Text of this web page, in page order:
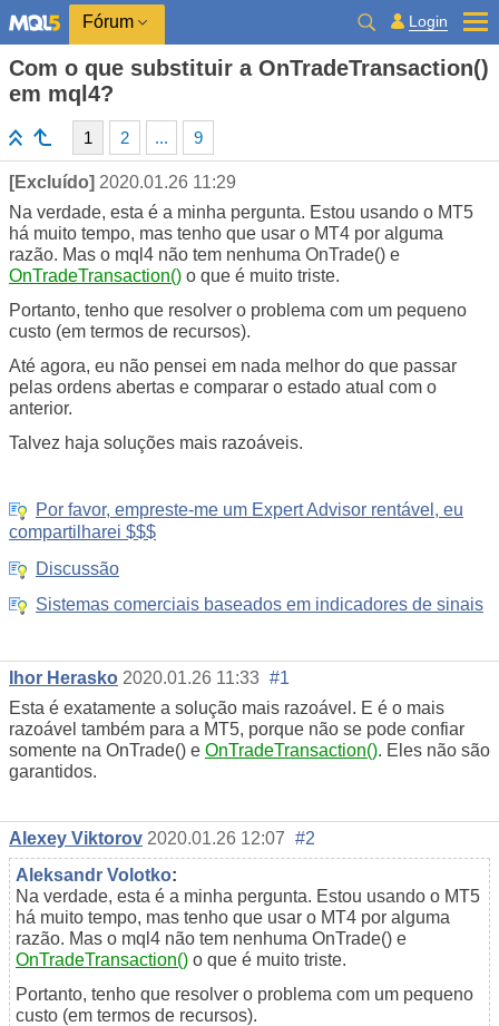
Fórum Login
Com o que substituir a OnTradeTransaction()
em mql4?
1 2 ... 9
[Excluído] 2020.01.26 11:29
Na verdade, esta é a minha pergunta. Estou usando o MT5
há muito tempo, mas tenho que usar o MT4 por alguma
razão. Mas o mql4 não tem nenhuma OnTrade() e
OnTradeTransaction() o que é muito triste.
Portanto, tenho que resolver o problema com um pequeno
custo (em termos de recursos).
Até agora, eu não pensei em nada melhor do que passar
pelas ordens abertas e comparar o estado atual com o
anterior.
Talvez haja soluções mais razoáveis.
Por favor, empreste-me um Expert Advisor rentável, eu
compartilharei $$$
Discussão
Sistemas comerciais baseados em indicadores de sinais
Ihor Herasko 2020.01.26 11:33 #1
Esta é exatamente a solução mais razoável. E é o mais
razoável também para a MT5, porque não se pode confiar
somente na OnTrade() e OnTradeTransaction(). Eles não são
garantidos.
Alexey Viktorov 2020.01.26 12:07 #2
Aleksandr Volotko:
Na verdade, esta é a minha pergunta. Estou usando o MT5
há muito tempo, mas tenho que usar o MT4 por alguma
razão. Mas o mql4 não tem nenhuma OnTrade() e
OnTradeTransaction() o que é muito triste.
Portanto, tenho que resolver o problema com um pequeno
custo (em termos de recursos).